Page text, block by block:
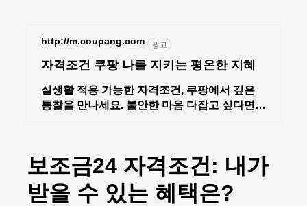
http://m.coupang.com 광고
자격조건 쿠팡 나를 지키는 평온한 지혜
실생활 적용 가능한 자격조건, 쿠팡에서 깊은
통찰을 만나세요. 불안한 마음 다잡고 싶다면,
보조금24 자격조건: 내가
받을 수 있는 혜택은?